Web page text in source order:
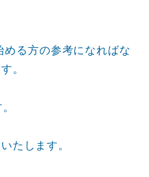
る方の参考になればな
。
たします。